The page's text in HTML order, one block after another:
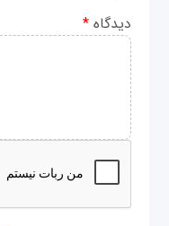
دیدگاه*